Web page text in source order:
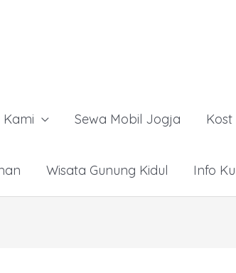
Sewa Mobil Jogja
Wisata Gunung Kidul Info